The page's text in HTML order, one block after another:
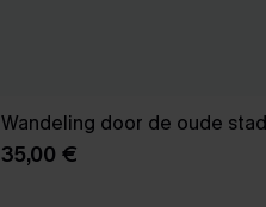
Wandeling door de oude
35,00 €